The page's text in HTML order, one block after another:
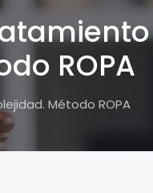
ROPA
Método ROPA